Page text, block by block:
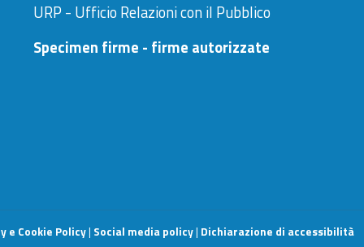
URP - Ufficio Relazioni con il Pubblico
Specimen firme - firme autorizzate
e Cookie Policy| Social media policy| Dichiarazione di accessibilità